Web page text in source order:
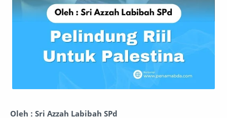
Oleh : Sri Azzah Labibah SPd